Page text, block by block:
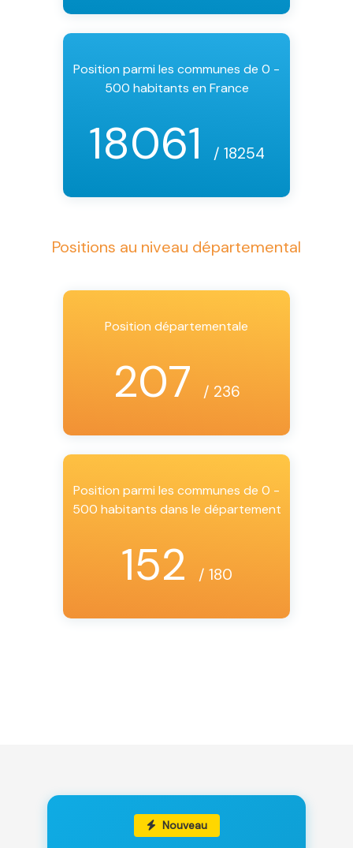
Position parmi les communes de 0 -
500 habitants en France
18061 / 18254
Positions au niveau départemental
Position départementale
207 / 236
Position parmi les communes de 0 -
500 habitants dans le département
152 / 180
Nouveau